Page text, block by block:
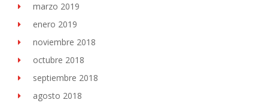
marzo 2019
enero 2019
noviembre 2018
octubre 2018
septiembre 2018
agosto 2018